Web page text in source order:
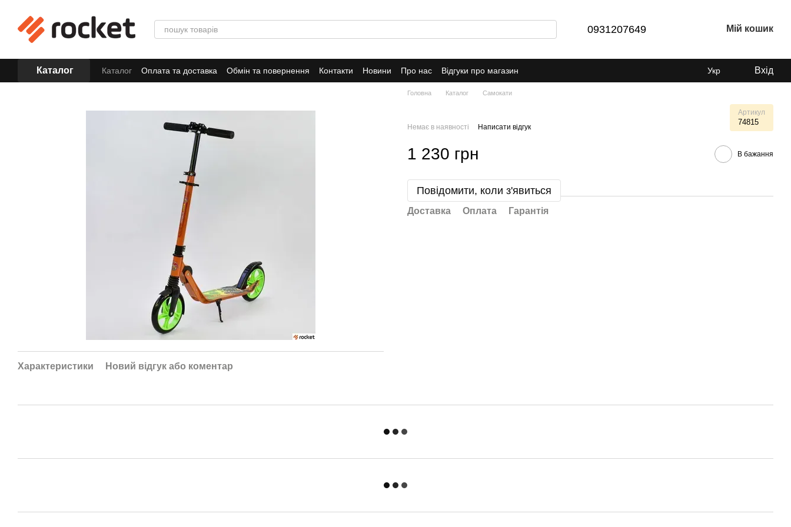
0931207649 Мій кошик
Каталог Каталог Оплата та доставка Обмін та повернення Контакти Новини Про нас Відгуки про магазин Укр Вхід
Характеристики Новий відгук або коментар
Головна Каталог Самокати
Артикул
74815
Немає в наявності Написати відгук
1 230 грн В бажання
Повідомити, коли з'явиться
Доставка Оплата Гарантія